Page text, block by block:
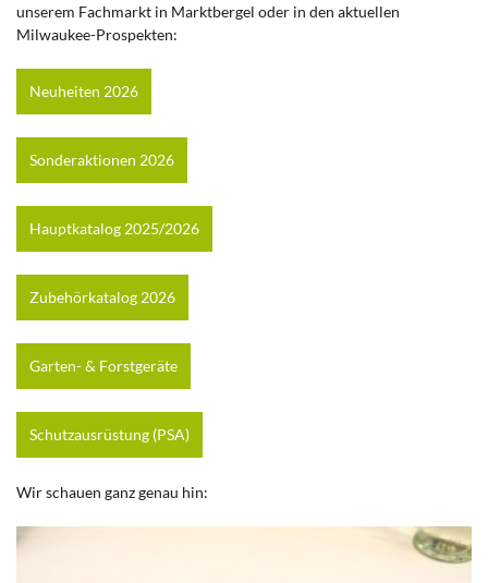
unserem Fachmarkt in Marktbergel oder in den aktuellen
Milwaukee-Prospekten:
Neuheiten 2026
Sonderaktionen 2026
Hauptkatalog 2025/2026
Zubehörkatalog 2026
Garten- & Forstgeräte
Schutzausrüstung (PSA)
Wir schauen ganz genau hin: